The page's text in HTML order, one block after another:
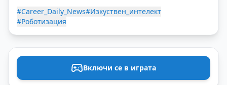
#Career_Daily_News#Изкуствен_интелект
#Роботизация
Включи се в играта